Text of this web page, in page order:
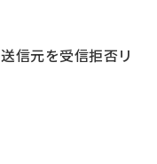
信元を受信拒否リ